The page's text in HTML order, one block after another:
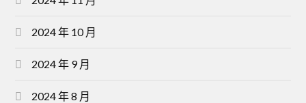
2024 年 10 月
2024 年 9 月
2024 年 8 月